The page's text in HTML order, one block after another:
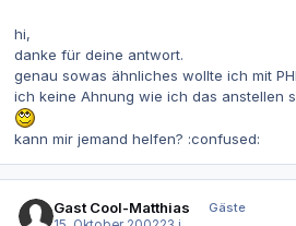
hi,
danke für deine antwort.
genau sowas ähnliches wollte ich mit
ich keine Ahnung wie ich das anstellen
kann mir jemand helfen? :confused:
Gast Cool-Matthias
Gäste